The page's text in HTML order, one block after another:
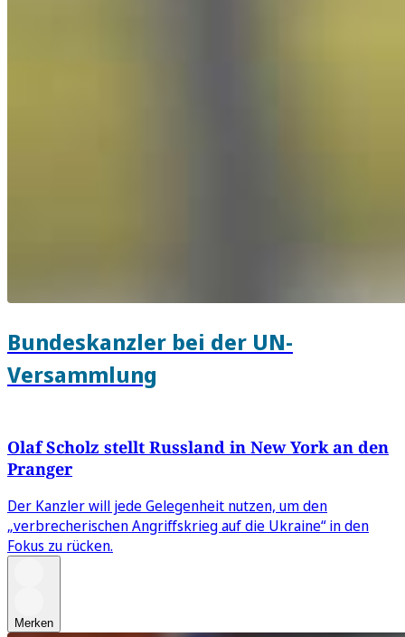
Bundeskanzler bei der UN-
Versammlung
Olaf Scholz stellt Russland in New York an den
Pranger
Der Kanzler will jede Gelegenheit nutzen, um den
„verbrecherischen Angriffskrieg auf die Ukraine“ in den
Fokus zu rücken.
Merken